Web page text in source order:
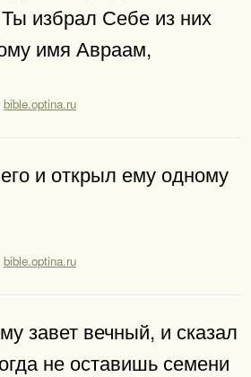
избрал Себе из них
имя Авраам,
bible.optina.ru
и открыл ему одному
bible.optina.ru
завет вечный, и сказал
не оставишь семени